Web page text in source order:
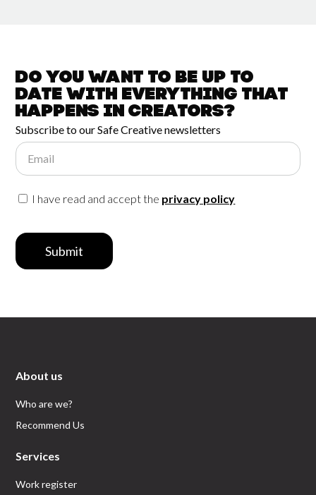
Do you want to be up to
date witheverything that
happens inCreators?
Subscribe to our Safe Creative newsletters
Email
I have read and accept the privacy policy
Submit
About us
Who are we?
Recommend Us
Services
Work register